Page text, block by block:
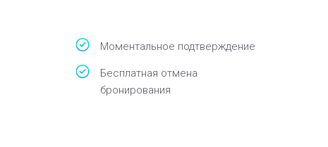
Моментальное подтверждение
Бесплатная отмена
бронирования